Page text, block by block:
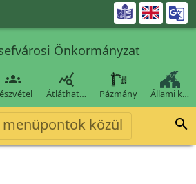

Önkormányzat
 
Átláthat… Pázmány Állami k…
menüpontok közül 